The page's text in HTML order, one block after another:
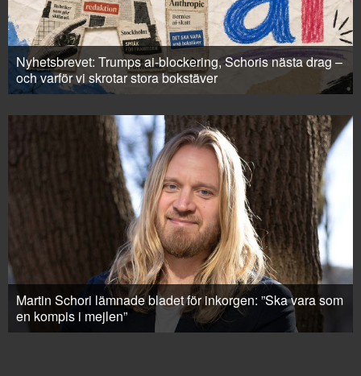
Nyhetsbrevet: Trumps ai-blockering, Schoris nästa drag –
och varför vi skrotar stora bokstäver
Martin Schori lämnade bladet för inkorgen: ”Ska vara som
en kompis i mejlen”